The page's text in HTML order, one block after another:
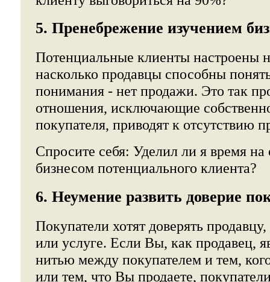
5. Пренебрежение изучением
Потенциальные клиенты настроены
насколько продавцы способны
понимания - нет продажи. Это так
отношения, исключающие
покупателя, приводят к отсутствию
Спросите себя: Уделил ли я время на
бизнесом потенциального клиента?
6. Неумение развить доверие
Покупатели хотят доверять
или услуге. Если Вы, как продавец,
нитью между покупателем и тем,
или тем, что Вы продаете,